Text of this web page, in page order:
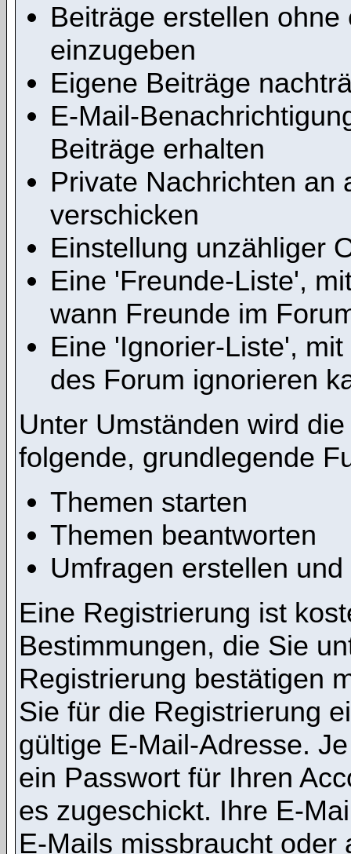
Beiträge erstellen
einzugeben
Eigene Beiträge
E-Mail-
Beiträge erhalten
Private Nachrichten an
verschicken
Einstellung unzähliger
Eine 'Freunde-Liste',
wann Freunde im
Eine 'Ignorier-Liste',
des Forum ignorieren
Unter Umständen wird
folgende, grundlegende
Themen starten
Themen beantworten
Umfragen erstellen
Eine Registrierung ist
Bestimmungen, die Sie
Registrierung bestätigen
Sie für die Registrierung
gültige E-Mail-Adresse.
ein Passwort für Ihren
es zugeschickt. Ihre E-
E-Mails missbraucht